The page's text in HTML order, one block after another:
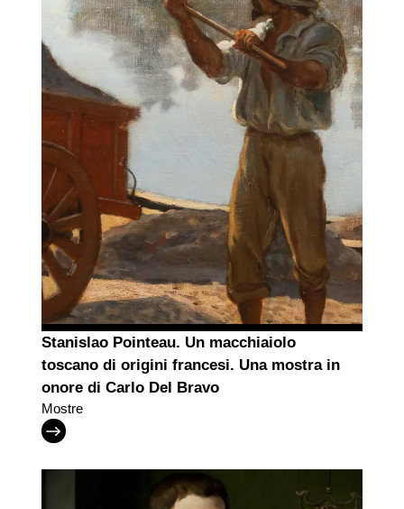
Stanislao Pointeau. Un macchiaiolo
toscano di origini francesi. Una mostra in
onore di Carlo Del Bravo
Mostre